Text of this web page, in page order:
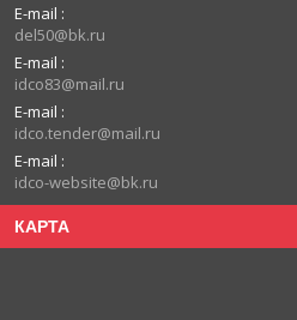
E-mail
del50@bk.ru
E-mail
idco83@mail.ru
E-mail
idco.tender@mail.ru
E-mail
idco-website@bk.ru
КАРТА